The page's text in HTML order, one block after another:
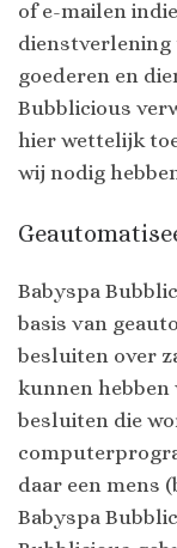
of e-mailen
dienstverlening
goederen en
Bubblicious
hier wettelijk
wij nodig
Babyspa
basis van
besluiten over
kunnen hebben
besluiten die
daar een mens
Babyspa